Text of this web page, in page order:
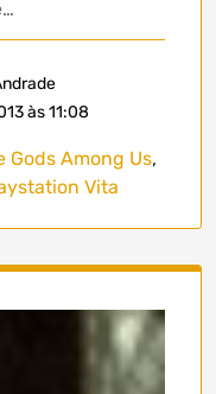
às 11:08
Gods Among Us,
Vita